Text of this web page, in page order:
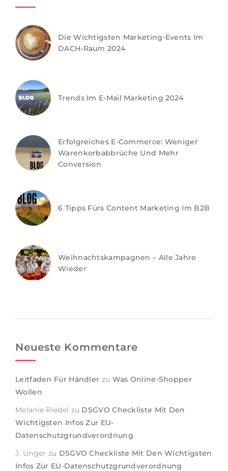
Die Wichtigsten Marketing-Events Im
DACH-Raum 2024
Trends Im E-Mail Marketing 2024
Erfolgreiches E-Commerce: Weniger
Warenkorbabbrüche Und Mehr
Conversion
6 Tipps Fürs Content Marketing Im B2B
Weihnachtskampagnen – Alle Jahre
Wieder
Neueste Kommentare
Leitfaden Für Händler zu Was Online-Shopper
Wollen
Melanie Riedel zu DSGVO Checkliste Mit Den
Wichtigsten Infos Zur EU-
Datenschutzgrundverordnung
J. Unger zu DSGVO Checkliste Mit Den Wichtigsten
Infos Zur EU-Datenschutzgrundverordnung